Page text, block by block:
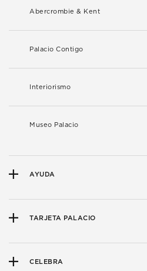
Abercrombie & Kent
Palacio Contigo
Interiorismo
Museo Palacio
AYUDA
TARJETA PALACIO
CELEBRA